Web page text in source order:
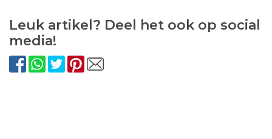
Leuk artikel? Deel het ook op social
media!